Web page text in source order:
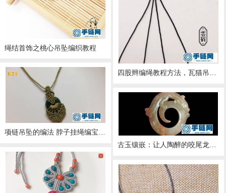
四股辫编绳教程方法，瓦猫吊坠做法图解
绳结首饰之桃心吊坠编织教程